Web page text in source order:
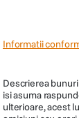
Informatii
Descrierea
isi asuma
ulterioare, acest